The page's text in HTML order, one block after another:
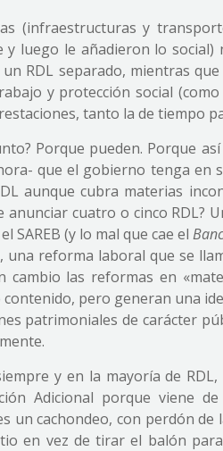
(infraestructuras y
luego le añadieron lo
RDL separado, mientras
y protección social
tanto la de tiempo
Porque pueden. Porque
que el gobierno tenga en
aunque cubra materias
anunciar cuatro o cinco
SAREB (y lo mal que cae el
reforma laboral que se
cambio las reformas en
pero generan una
patrimoniales de carácter
y en la mayoría de
Adicional porque viene
un cachondeo, con perdón
en vez de tirar el balón